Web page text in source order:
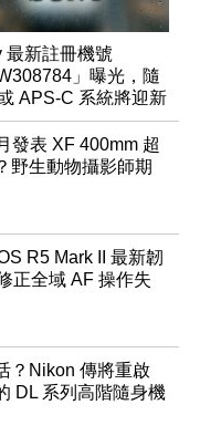
最新註冊機號
」曝光，隨
APS-C 系統將迎新
發表 XF 400mm 超
野生動物攝影師期
R5 Mark II 最新韌
正全域 AF 操作失
？Nikon 傳將重啟
DL 系列高階隨身機